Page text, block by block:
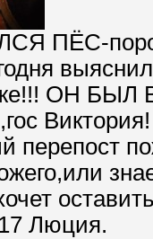
ПЁС-
ОН БЫЛ
Виктория!
Люция.